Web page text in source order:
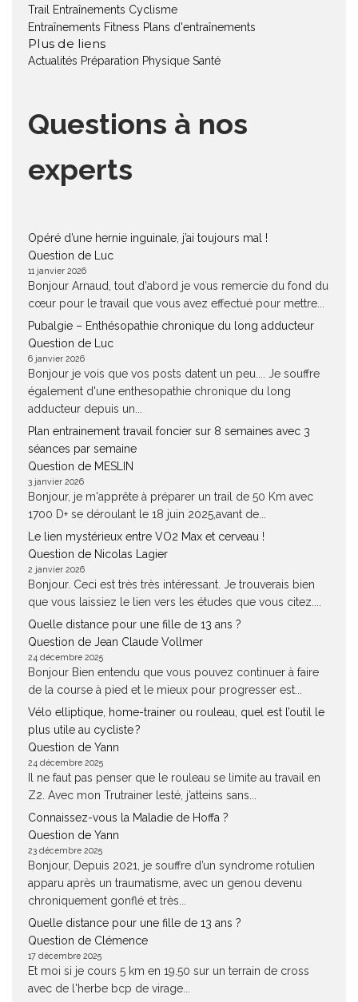
Trail
Entraînements Cyclisme
Entraînements Fitness Plans d'entraînements
Plus de liens
Actualités Préparation Physique Santé
Questions à nos
experts
Opéré d’une hernie inguinale, j’ai toujours mal !
Question de Luc
11 janvier 2026
Bonjour Arnaud, tout d'abord je vous remercie du fond du
cœur pour le travail que vous avez effectué pour mettre...
Pubalgie – Enthésopathie chronique du long adducteur
Question de Luc
6 janvier 2026
Bonjour je vois que vos posts datent un peu.... Je souffre
également d'une enthesopathie chronique du long
adducteur depuis un...
Plan entrainement travail foncier sur 8 semaines avec 3
séances par semaine
Question de MESLIN
3 janvier 2026
Bonjour, je m'apprête à préparer un trail de 50 Km avec
1700 D+ se déroulant le 18 juin 2025,avant de...
Le lien mystérieux entre VO2 Max et cerveau !
Question de Nicolas Lagier
2 janvier 2026
Bonjour. Ceci est très très intéressant. Je trouverais bien
que vous laissiez le lien vers les études que vous citez....
Quelle distance pour une fille de 13 ans ?
Question de Jean Claude Vollmer
24 décembre 2025
Bonjour Bien entendu que vous pouvez continuer à faire
de la course à pied et le mieux pour progresser est...
Vélo elliptique, home-trainer ou rouleau, quel est l’outil le
plus utile au cycliste ?
Question de Yann
24 décembre 2025
Il ne faut pas penser que le rouleau se limite au travail en
Z2. Avec mon Trutrainer lesté, j’atteins sans...
Connaissez-vous la Maladie de Hoffa ?
Question de Yann
23 décembre 2025
Bonjour, Depuis 2021, je souffre d’un syndrome rotulien
apparu après un traumatisme, avec un genou devenu
chroniquement gonflé et très...
Quelle distance pour une fille de 13 ans ?
Question de Clémence
17 décembre 2025
Et moi si je cours 5 km en 19.50 sur un terrain de cross
avec de l'herbe bcp de virage...